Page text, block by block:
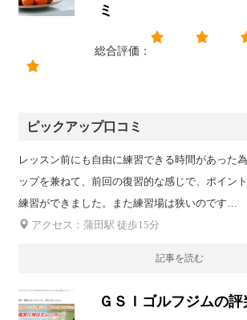
ミ
総合評価：
ピックアップ口コミ
レッスン前にも自由に練習できる時間があった
ップを兼ねて、前回の復習的な感じで、ポイン
練習ができました。また練習場は狭いのです…
アクセス：蒲田駅 徒歩15分
記事を読む
ＧＳＩゴルフジムの評